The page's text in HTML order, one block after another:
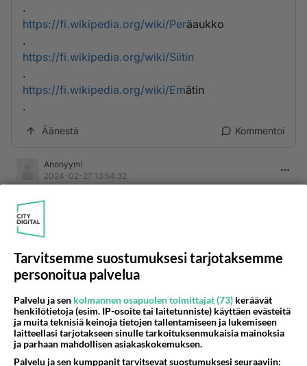
.
https://fi.wikipedia.org/wiki/Peräaukko
.
https://fi.wikipedia.org/wiki/Siitin
.
https://fi.wikipedia.org/wiki/Emätin
.
Äänestä Kommentoi
Anonyymi
2024-02-27 13:54:32
https://www.iltalehti.fi/kauneuskirurgia/a/20110713
14054275
Äänestä Kommentoi
Anonyymi
2024-04-25 09:16:15
🍑🍑🍑🍑🍑🍑🍑🍑🍑🍑🍑🍑
Tarvitsemme suostumuksesi tarjotaksemme
personoitua palvelua
Palvelu ja sen kolmannen osapuolen toimittajat (73) keräävät
henkilötietoja (esim. IP-osoite tai laitetunniste) käyttäen evästeitä
ja muita teknisiä keinoja tietojen tallentamiseen ja lukemiseen
laitteellasi tarjotakseen sinulle tarkoituksenmukaisia mainoksia
ja parhaan mahdollisen asiakaskokemuksen.
Palvelu ja sen kumppanit tarvitsevat suostumuksesi seuraaviin: